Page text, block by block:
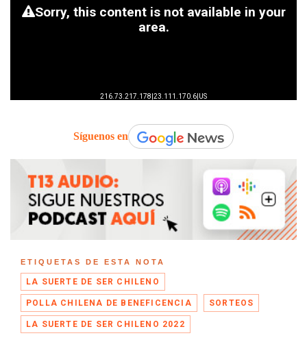
Síguenos en
ETIQUETAS DE ESTA NOTA
LA SUERTE DE SER CHILENO
POLLA CHILENA DE BENEFICENCIA SORTEOS
LA SUERTE DE SER CHILENO 2022